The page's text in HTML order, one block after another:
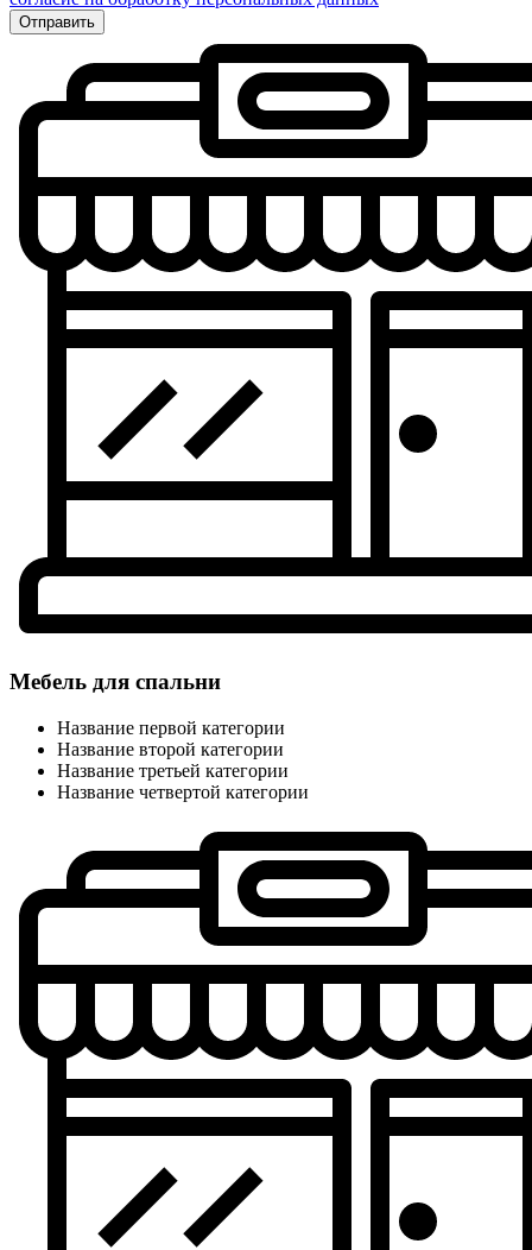
Отправить
Мебель для спальни
Название первой категории
Название второй категории
Название третьей категории
Название четвертой категории